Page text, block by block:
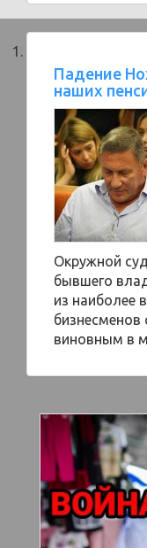
Падение
наших
Окружной
бывшего
из наиболее
бизнесменов
виновным в